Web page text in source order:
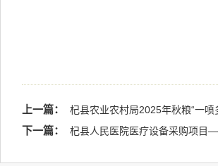
上一篇： 杞县农业农村局2025年秋粮“一
下一篇： 杞县人民医院医疗设备采购项目